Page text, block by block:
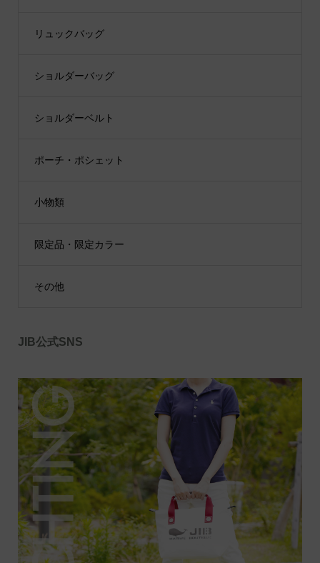
リュックバッグ
ショルダーバッグ
ショルダーベルト
ポーチ・ポシェット
小物類
限定品・限定カラー
その他
JIB公式SNS